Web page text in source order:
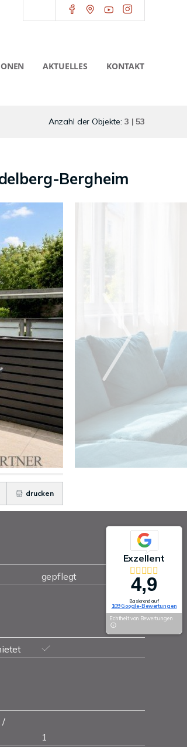
AKTUELLES KONTAKT
Anzahl der Objekte: 3 | 53
Bergheim
drucken
gepflegt
/
1
Exzellent
4,9
Basierend auf
109 Google-Bewertungen
Echtheit von Bewertungen